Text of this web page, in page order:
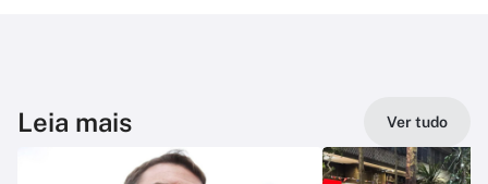
Leia mais Ver tudo